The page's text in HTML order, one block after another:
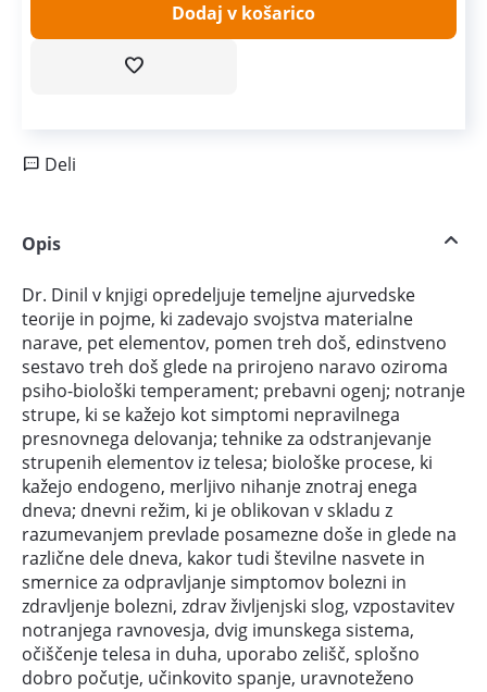
Dodaj v košarico
Deli
Opis
Dr. Dinil v knjigi opredeljuje temeljne ajurvedske
teorije in pojme, ki zadevajo svojstva materialne
narave, pet elementov, pomen treh doš, edinstveno
sestavo treh doš glede na prirojeno naravo oziroma
psiho-biološki temperament; prebavni ogenj; notranje
strupe, ki se kažejo kot simptomi nepravilnega
presnovnega delovanja; tehnike za odstranjevanje
strupenih elementov iz telesa; biološke procese, ki
kažejo endogeno, merljivo nihanje znotraj enega
dneva; dnevni režim, ki je oblikovan v skladu z
razumevanjem prevlade posamezne doše in glede na
različne dele dneva, kakor tudi številne nasvete in
smernice za odpravljanje simptomov bolezni in
zdravljenje bolezni, zdrav življenjski slog, vzpostavitev
notranjega ravnovesja, dvig imunskega sistema,
očiščenje telesa in duha, uporabo zelišč, splošno
dobro počutje, učinkovito spanje, uravnoteženo